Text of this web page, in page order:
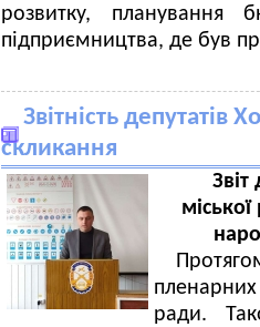
розвитку, планування
підприємництва, де був
Звітність депутатів
скликання
Звіт
пленарних
ради.